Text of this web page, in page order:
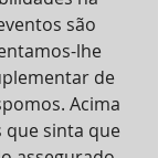
são
lhe
de
Acima
sinta que